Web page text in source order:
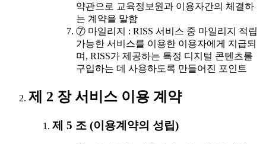
약관으로 교육정보원과 이용자간의 체결하
는 계약을 말함
⑦ 마일리지 : RISS 서비스 중 마일리지 적립
가능한 서비스를 이용한 이용자에게 지급되
며, RISS가 제공하는 특정 디지털 콘텐츠를
구입하는 데 사용하도록 만들어진 포인트
제 2 장 서비스 이용 계약
제 5 조 (이용계약의 성립)